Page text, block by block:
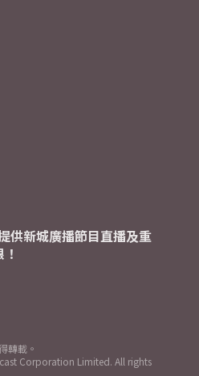
供新城廣播節目直播及重
轉載。
Corporation Limited. All rights